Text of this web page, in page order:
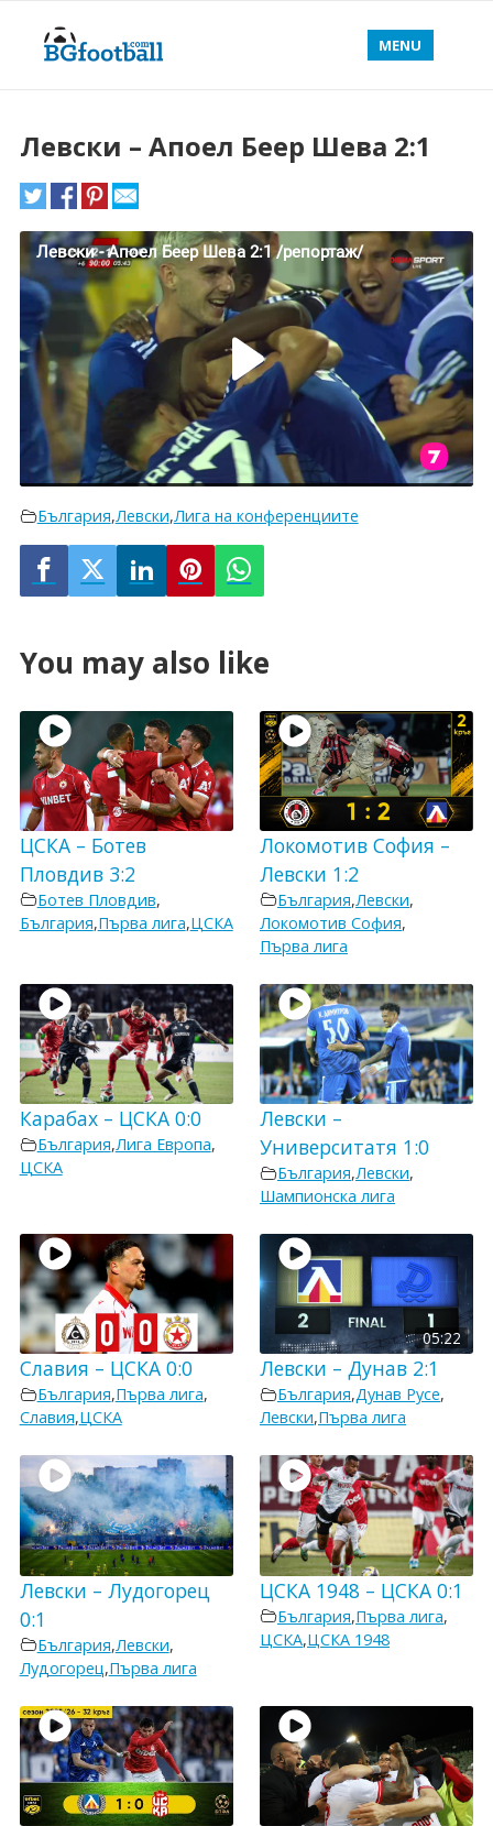
MENU
Левски – Апоел Беер Шева 2:1
България,Левски,Лига на конференциите
You may also like
ЦСКА – Ботев
Пловдив 3:2
Ботев Пловдив,
България,Първа лига,ЦСКА
Локомотив София –
Левски 1:2
България,Левски,
Локомотив София,
Първа лига
Карабах – ЦСКА 0:0
България,Лига Европа,
ЦСКА
Левски –
Университатя 1:0
България,Левски,
Шампионска лига
Славия – ЦСКА 0:0
България,Първа лига,
Славия,ЦСКА
05:22
Левски – Дунав 2:1
България,Дунав Русе,
Левски,Първа лига
Левски – Лудогорец
0:1
България,Левски,
Лудогорец,Първа лига
ЦСКА 1948 – ЦСКА 0:1
България,Първа лига,
ЦСКА,ЦСКА 1948